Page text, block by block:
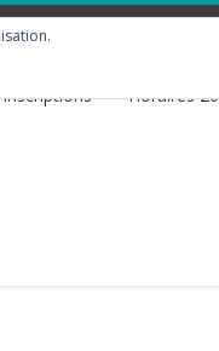
Inscriptions Horaires